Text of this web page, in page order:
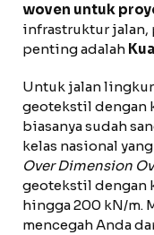
woven untuk
infrastruktur jalan,
penting adalah
Untuk jalan
geotekstil dengan
biasanya sudah
kelas nasional
Over Dimension
geotekstil dengan
hingga 200 kN/m.
mencegah Anda